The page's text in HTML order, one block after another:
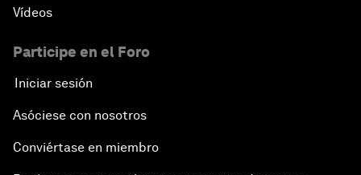
Vídeos
Participe en el Foro
Iniciar sesión
Asóciese con nosotros
Conviértase en miembro